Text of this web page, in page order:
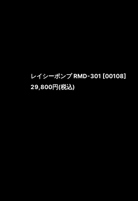
レイシーポンプ RMD-301 [00108]
29,800円(税込)